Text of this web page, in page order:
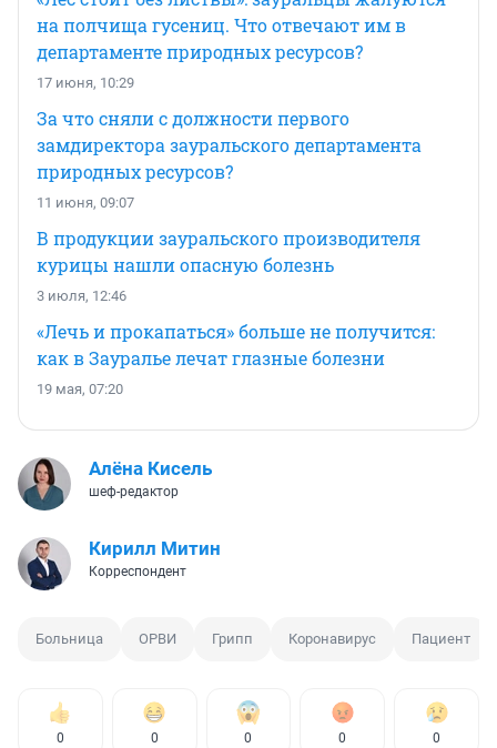
на полчища гусениц. Что отвечают им в
департаменте природных ресурсов?
17 июня, 10:29
За что сняли с должности первого
замдиректора зауральского департамента
природных ресурсов?
11 июня, 09:07
В продукции зауральского производителя
курицы нашли опасную болезнь
3 июля, 12:46
«Лечь и прокапаться» больше не получится:
как в Зауралье лечат глазные болезни
19 мая, 07:20
Алёна Кисель
шеф-редактор
Кирилл Митин
Корреспондент
Больница ОРВИ Грипп Коронавирус Пациент
0 0 0 0 0